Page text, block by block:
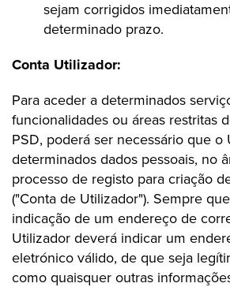
sejam corrigidos
determinado prazo.
Conta Utilizador:
Para aceder a determinados
funcionalidades ou áreas restritas
PSD, poderá ser necessário que o
determinados dados pessoais, no
processo de registo para criação
("Conta de Utilizador"). Sempre
indicação de um endereço de
Utilizador deverá indicar um
eletrónico válido, de que seja
como quaisquer outras